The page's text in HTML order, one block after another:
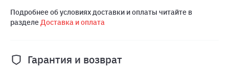
Подробнее об условиях доставки и оплаты читайте в
разделеДоставка и оплата
Гарантия и возврат